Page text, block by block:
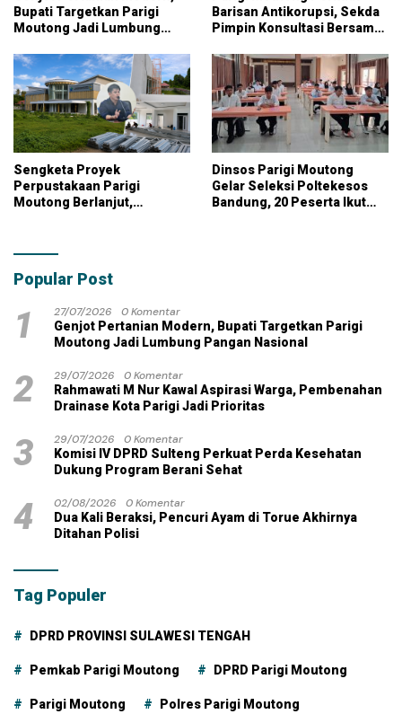
Bupati Targetkan Parigi
Moutong Jadi Lumbung
Barisan Antikorupsi, Sekda
Pimpin Konsultasi Bersama
Sengketa Proyek
Perpustakaan Parigi
Moutong Berlanjut,
dengan Dana Pribadi
Dinsos Parigi Moutong
Gelar Seleksi Poltekesos
Bandung, 20 Peserta Ikut
Popular Post
1 27/07/2026
0 Komentar
Genjot Pertanian Modern, Bupati Targetkan Parigi
Moutong Jadi Lumbung Pangan Nasional
2 29/07/2026
0 Komentar
Rahmawati M Nur Kawal Aspirasi Warga, Pembenahan
Drainase Kota Parigi Jadi Prioritas
3 29/07/2026
0 Komentar
Komisi IV DPRD Sulteng Perkuat Perda Kesehatan
Dukung Program Berani Sehat
4 02/08/2026
0 Komentar
Dua Kali Beraksi, Pencuri Ayam di Torue Akhirnya
Ditahan Polisi
Tag Populer
DPRD PROVINSI SULAWESI TENGAH
Pemkab Parigi Moutong DPRD Parigi Moutong
Parigi Moutong Polres Parigi Moutong